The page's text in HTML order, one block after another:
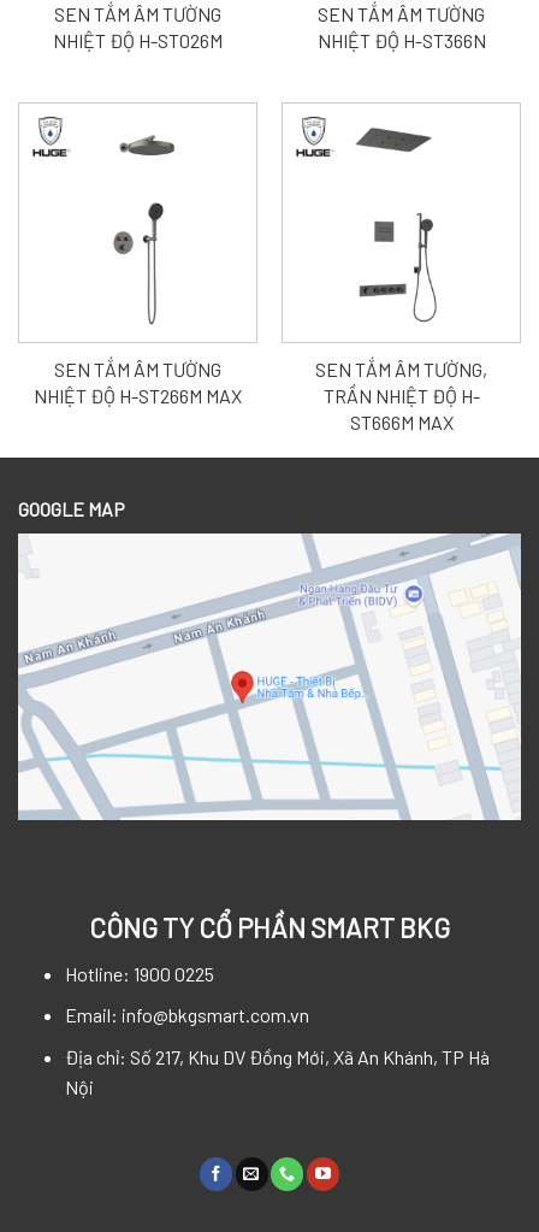
SEN TẮM ÂM TƯỜNG
NHIỆT ĐỘ H-ST026M
SEN TẮM ÂM TƯỜNG
NHIỆT ĐỘ H-ST366N
SEN TẮM ÂM TƯỜNG
NHIỆT ĐỘ H-ST266M MAX
SEN TẮM ÂM TƯỜNG,
TRẦN NHIỆT ĐỘ H-
ST666M MAX
CÔNG TY CỔ PHẦN SMART BKG
Hotline: 1900 0225
Email: info@bkgsmart.com.vn
Địa chỉ: Số 217, Khu DV Đồng Mới, Xã An Khánh, TP Hà
Nội
GOOGLE MAP